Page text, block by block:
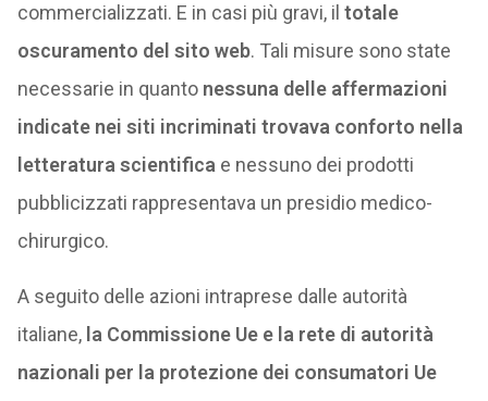
commercializzati. E in casi più gravi, il totale
oscuramento del sito web. Tali misure sono state
necessarie in quanto nessuna delle affermazioni
indicate nei siti incriminati trovava conforto nella
letteratura scientifica e nessuno dei prodotti
pubblicizzati rappresentava un presidio medico-
chirurgico.
A seguito delle azioni intraprese dalle autorità
italiane, la Commissione Ue e la rete di autorità
nazionali per la protezione dei consumatori Ue